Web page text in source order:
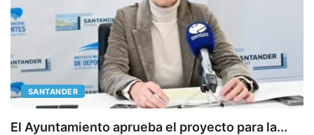
SANTANDER
El Ayuntamiento aprueba el proyecto para la...